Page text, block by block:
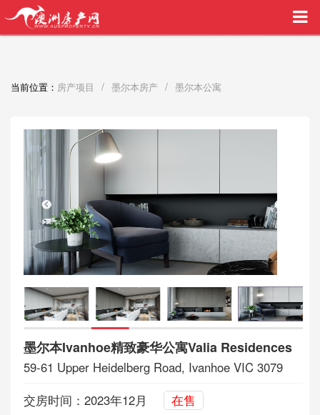
买家中介VIP服务，助您安心购房
当前位置： 房产项目 / 墨尔本房产 / 墨尔本公寓
墨尔本Ivanhoe精致豪华公寓Valia Residences
59-61 Upper Heidelberg Road, Ivanhoe VIC 3079
交房时间：2023年12月
在售